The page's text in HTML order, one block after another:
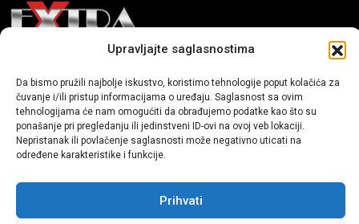
Upravljajte saglasnostima
Da bismo pružili najbolje iskustvo, koristimo tehnologije poput kolačića za
čuvanje i/ili pristup informacijama o uređaju. Saglasnost sa ovim
tehnologijama će nam omogućiti da obrađujemo podatke kao što su
ponašanje pri pregledanju ili jedinstveni ID-ovi na ovoj veb lokaciji.
Nepristanak ili povlačenje saglasnosti može negativno uticati na
određene karakteristike i funkcije.
Prihvati
priče iz života, svijeta showbiza, lifestyle-a i popularne kulture.